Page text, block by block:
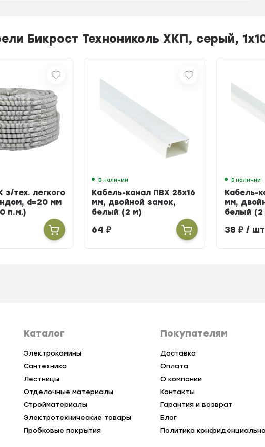
Бикрост Технониколь ХКП, серый,
э/тех. легкого
d=20 мм
п.м.)
В наличии
Кабель-канал ПВХ 25х16
мм, двойной замок,
белый (2 м)
64₽
В наличии
Кабель-
мм,
белый (2
38₽ / шт
Каталог
Электрокамины
Сантехника
Лестницы
Отделочные материалы
Стройматериалы
Электротехнические товары
Пробковые покрытия
Покупателям
Доставка
Оплата
О компании
Контакты
Гарантия и возврат
Блог
Политика